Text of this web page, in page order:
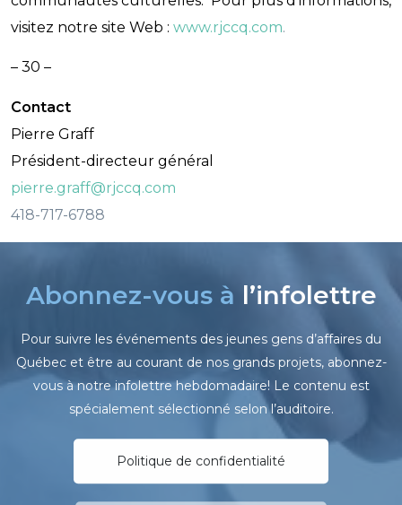
visitez notre site Web : www.rjccq.com.
– 30 –
Contact
Pierre Graff
Président-directeur général
pierre.graff@rjccq.com
418-717-6788
Abonnez-vous à l’infolettre
Pour suivre les événements des jeunes gens d’affaires du
Québec et être au courant de nos grands projets, abonnez-
vous à notre infolettre hebdomadaire! Le contenu est
spécialement sélectionné selon l’auditoire.
Politique de confidentialité